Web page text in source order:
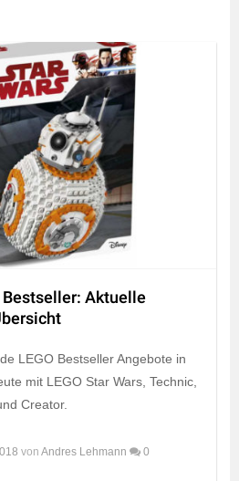
Bestseller: Aktuelle
LEGO Bestseller Angebote in
mit LEGO Star Wars, Technic,
Creator.
von Andres Lehmann 0